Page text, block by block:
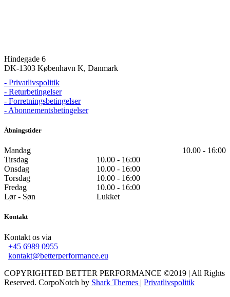
Hindegade 6
DK-1303 København K, Danmark
- Privatlivspolitik
- Returbetingelser
- Forretningsbetingelser
- Abonnementsbetingelser
Åbningstider
Mandag
10.00 - 16:00
Tirsdag
10.00 - 16:00
Onsdag
10.00 - 16:00
Torsdag
10.00 - 16:00
Fredag
10.00 - 16:00
Lør - Søn
Lukket
Kontakt
Kontakt os via
+45 6989 0955
kontakt@betterperformance.eu
COPYRIGHTED BETTER PERFORMANCE ©2019 | All Rights
Reserved. CorpoNotch by Shark Themes | Privatlivspolitik